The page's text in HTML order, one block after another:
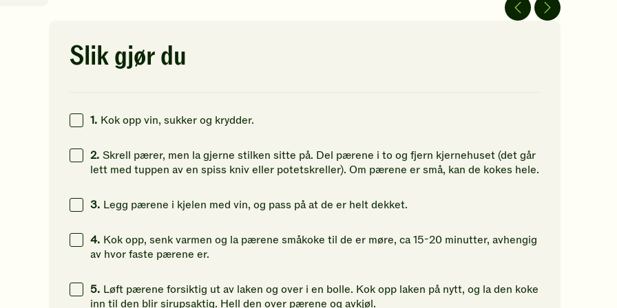
Klikk
vurdering.
for
vurdering.
5
Slik gjør du
1. Kok opp vin, sukker og krydder.
2. Skrell pærer, men la gjerne stilken sitte på. Del pærene i to og fjern kjernehuset (det går
lett med tuppen av en spiss kniv eller potetskreller). Om pærene er små, kan de kokes hele.
3. Legg pærene i kjelen med vin, og pass på at de er helt dekket.
4. Kok opp, senk varmen og la pærene småkoke til de er møre, ca 15-20 minutter, avhengig
av hvor faste pærene er.
5. Løft pærene forsiktig ut av laken og over i en bolle. Kok opp laken på nytt, og la den koke
inn til den blir sirupsaktig. Hell den over pærene og avkjøl.